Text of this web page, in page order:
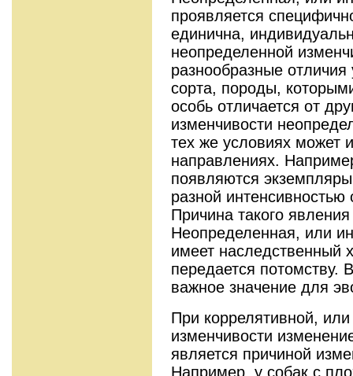
проявляется
единична,
неопределенной
разнообразные отличия
сорта, породы,
особь отличается от
изменчивости
тех же условиях может
направлениях.
появляются
разной интенсивностью
Причина такого
Неопределенная, или
имеет наследственный
передается потомству.
важное значение для
При коррелятивной, или
изменчивости
является причиной
Например, у собак с